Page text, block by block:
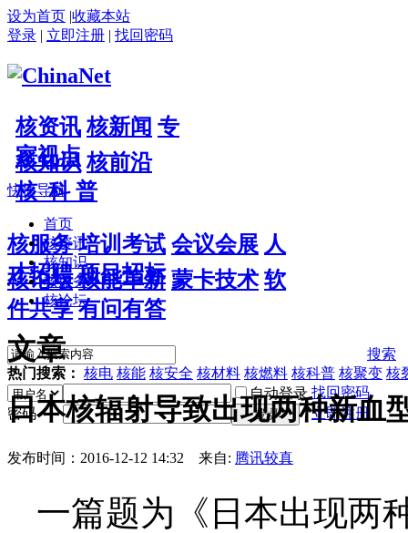
设为首页 |收藏本站
登录 | 立即注册 | 找回密码
核资讯 核新闻 专
家视点
核知识 核前沿
核 科 普
核服务 培训考试 会议会展 人
才招聘 项目招标
核论坛 核能革新 蒙卡技术 软
件共享 有问有答
搜索
热门搜索： 核电 核能 核安全 核材料 核燃料 核科普 核聚变 核
自动登录 找回密码
密码
登录 立即注册
快捷导航
首页
核资讯
核知识
核服务
核论坛
文章
日本核辐射导致出现两种新血
发布时间：2016-12-12 14:32 来自: 腾讯较真
一篇题为《日本出现两